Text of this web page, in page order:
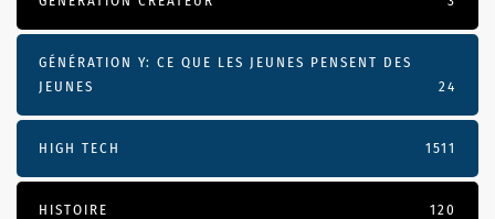
GÉNÉRATION Y: CE QUE LES JEUNES PENSENT DES
JEUNES
24
HIGH TECH 1511
HISTOIRE 120